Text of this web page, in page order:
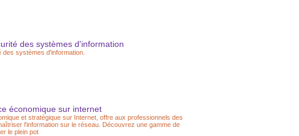
des systèmes d'information
des systèmes d'information.
économique sur internet
et stratégique sur Internet, offre aux professionnels des
l'information sur le réseau. Découvrez une gamme de
le plein pot